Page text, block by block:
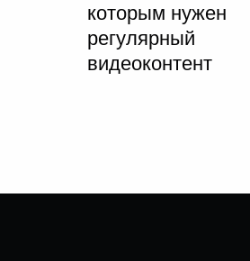
которым нужен
регулярный
видеоконтент